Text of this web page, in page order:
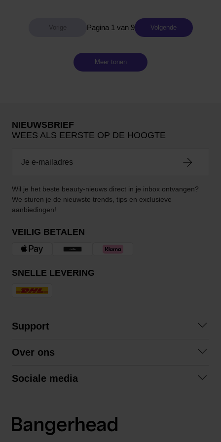
Pagina 1 van 9 Volgende
Meer tonen
NIEUWSBRIEF
WEES ALS EERSTE OP DE HOOGTE
Wil je het beste beauty-nieuws direct in je inbox ontvangen?
We sturen je de nieuwste trends, tips en exclusieve
aanbiedingen!
VEILIG BETALEN
SNELLE LEVERING
Support
Algemene voorwaarden
Over ons
Sociale media
LinkedIn